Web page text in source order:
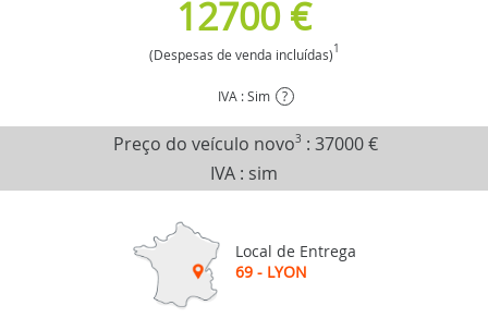
12700 €
(Despesas de venda incluídas)1
IVA : Sim ?
Preço do veículo novo3 : 37000 €
IVA : sim
Local de Entrega
69 - LYON